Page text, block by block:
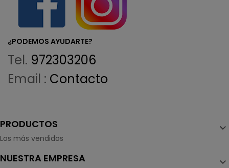
¿PODEMOS AYUDARTE?
Tel. 972303206
Email : Contacto
PRODUCTOS 
Los más vendidos
NUESTRA EMPRESA 